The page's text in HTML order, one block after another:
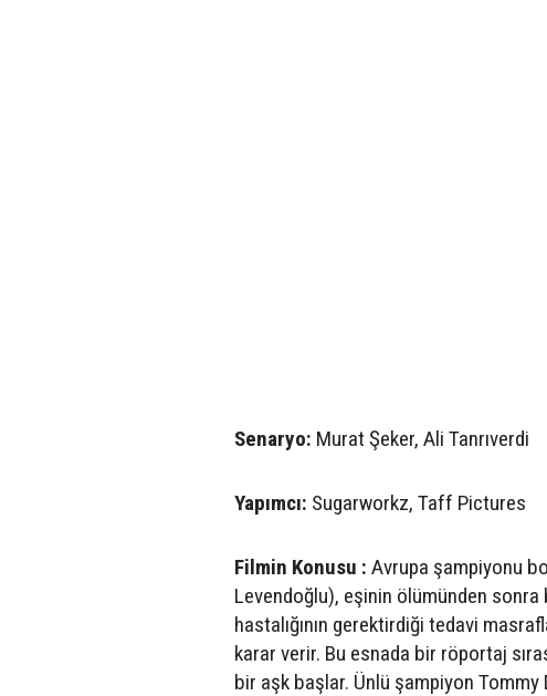
Senaryo: Murat Şeker, Ali Tanrıverdi
Yapımcı: Sugarworkz, Taff Pictures
Filmin Konusu : Avrupa şampiyonu
Levendoğlu), eşinin ölümünden sonra
hastalığının gerektirdiği tedavi
karar verir. Bu esnada bir röportaj
bir aşk başlar. Ünlü şampiyon Tommy